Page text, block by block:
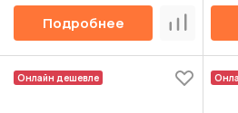
Подробнее
Онлайн дешевле